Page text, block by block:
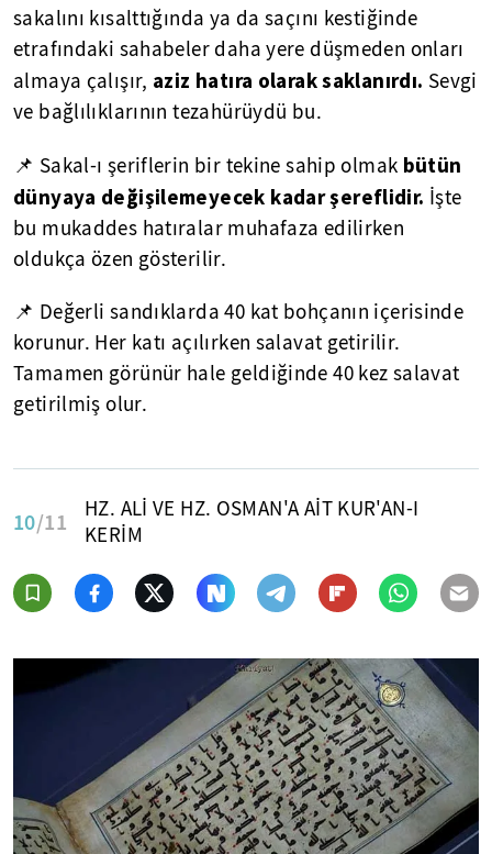
sakalını kısalttığında ya da saçını kestiğinde
etrafındaki sahabeler daha yere düşmeden onları
almaya çalışır, aziz hatıra olarak saklanırdı. Sevgi
ve bağlılıklarının tezahürüydü bu.
📌 Sakal-ı şeriflerin bir tekine sahip olmak bütün
dünyaya değişilemeyecek kadar şereflidir. İşte
bu mukaddes hatıralar muhafaza edilirken
oldukça özen gösterilir.
📌 Değerli sandıklarda 40 kat bohçanın içerisinde
korunur. Her katı açılırken salavat getirilir.
Tamamen görünür hale geldiğinde 40 kez salavat
getirilmiş olur.
10/11
HZ. ALİ VE HZ. OSMAN'A AİT KUR'AN-I
KERİM